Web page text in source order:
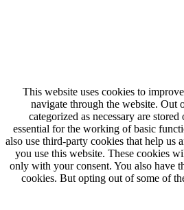
This website uses cookies to
navigate through the website. Out
categorized as necessary are
essential for the working of basic
also use third-party cookies that help us
you use this website. These cookies
only with your consent. You also have
cookies. But opting out of some of